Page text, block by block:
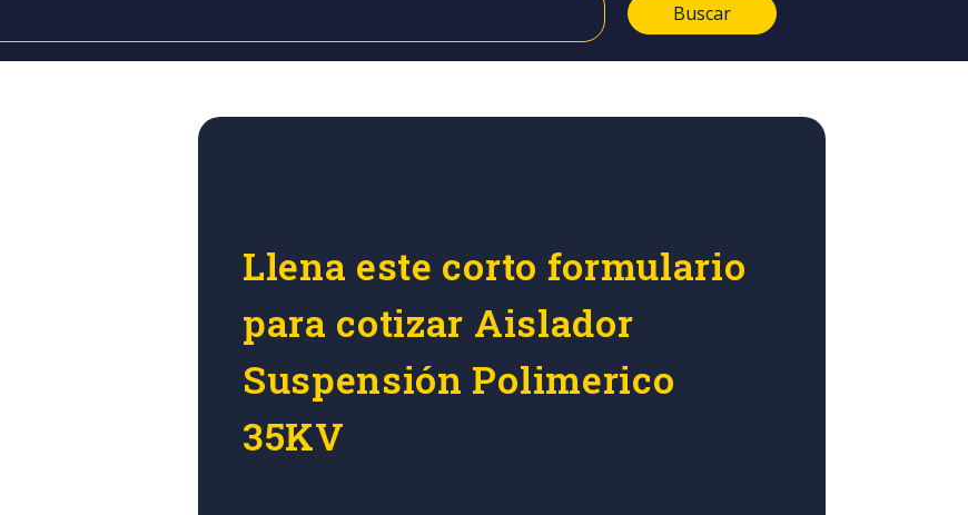
Buscar
Llena este corto formulario
para cotizar Aislador
Suspensión Polimerico
35KV